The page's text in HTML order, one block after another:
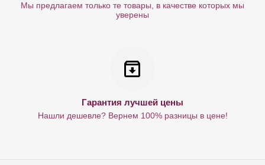
Мы предлагаем только те товары, в качестве которых мы
уверены
Гарантия лучшей цены
Нашли дешевле? Вернем 100% разницы в цене!